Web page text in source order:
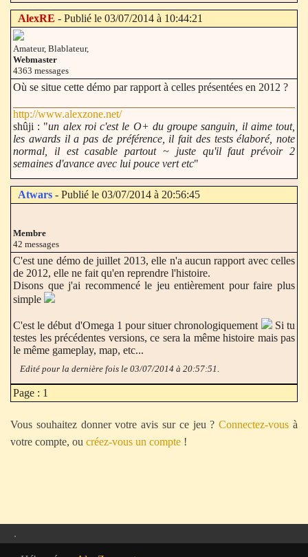
Page : 1
AlexRE - Publié le 03/07/2014 à 10:44:21
Amateur, Blablateur,
Webmaster
4363 messages
Où se situe cette démo par rapport à celles présentées en 2012 ?
http://www.alexzone.net/
shûji : "un alex roi c'est le O+ du groupe sanguin, il aime tout,
les awards il a pas de préférence, il fait des tests élaboré, note
normal, il est casable partout ~ juste qu'il faut prévoir 2
semaines d'avance avec lui pouce vert etc"
Atwars - Publié le 03/07/2014 à 20:56:45
Membre
42 messages
C'est une démo de juillet 2013, elle n'a aucun rapport avec celles
de 2012, elle ne fait qu'en reprendre l'histoire.
Disons que j'ai recommencé le jeu entièrement pour faire plus
simple
C'est le début d'Omega 1 pour situer chronologiquement
Si tu
testes les précédentes versions, ce sera la même histoire mais pas
le même gameplay, map, etc...
Edité pour la dernière fois le 03/07/2014 à 20:57:51.
Vous souhaitez donner votre avis sur ce jeu ?Connectez-vous à
votre compte, ou créez-vous un compte !
.